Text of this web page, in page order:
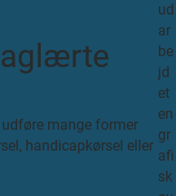
mange former
handicapkørsel eller
ud
ar
be
jd
et
en
gr
afi
sk